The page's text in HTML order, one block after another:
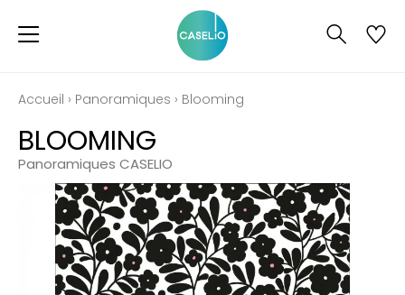
Accueil › Panoramiques › Blooming
BLOOMING
Panoramiques CASELIO